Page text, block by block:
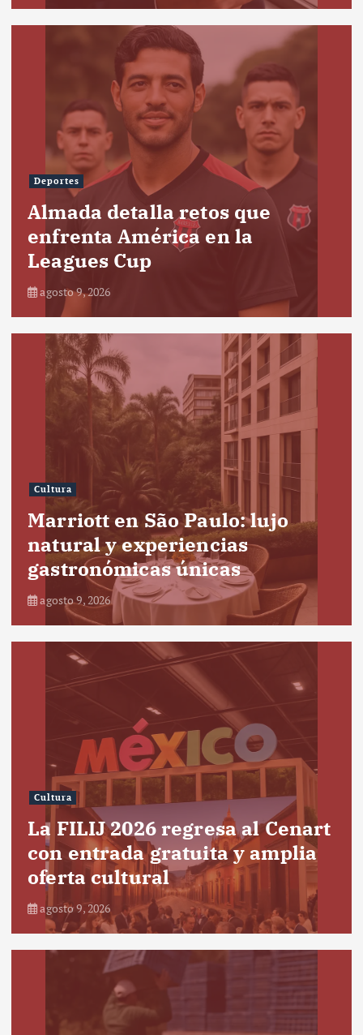
Deportes
Almada detalla retos que
enfrenta América en la
Leagues Cup
agosto 9, 2026
Cultura
Marriott en São Paulo: lujo
natural y experiencias
gastronómicas únicas
agosto 9, 2026
Cultura
La FILIJ 2026 regresa al Cenart
con entrada gratuita y amplia
oferta cultural
agosto 9, 2026